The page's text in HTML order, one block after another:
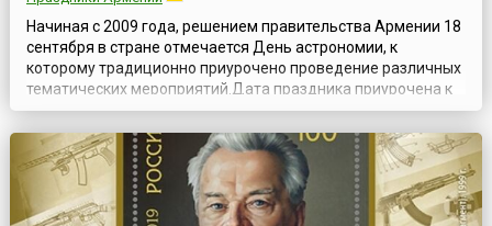
Начиная с 2009 года, решением правительства Армении 18
сентября в стране отмечается День астрономии, к
которому традиционно приурочено проведение различных
тематических мероприятий.Дата праздника приурочена к
дню рождения Виктора Амазасповича Амбарцумяна (арм.
Վիկտոր Համազասպի Համբարձումյան, 1908—1996) —
выдающегося армянского ученого, основателя
теоретической астрофизики, Национального Героя ...